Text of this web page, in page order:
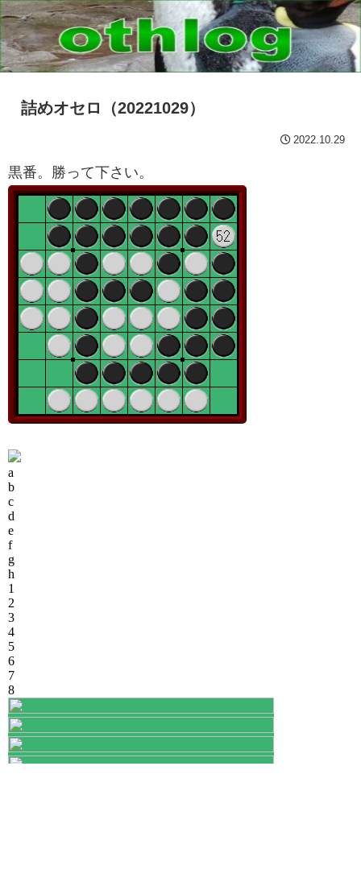
詰めオセロ（20221029）
2022.10.29
黒番。勝って下さい。